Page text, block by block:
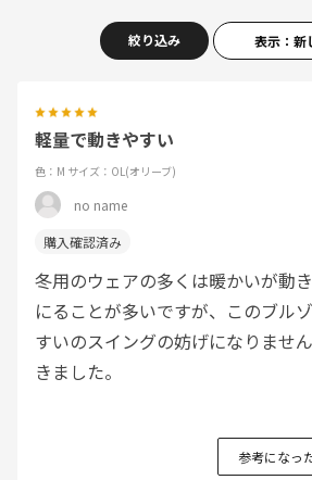
絞り込み 表示：新
軽量で動きやすい
色：M サイズ：OL(オリーブ)
no name
冬用のウェアの多くは暖かいが動
にることが多いですが、このブル
すいのスイングの妨げになりませ
きました。
参考になっ